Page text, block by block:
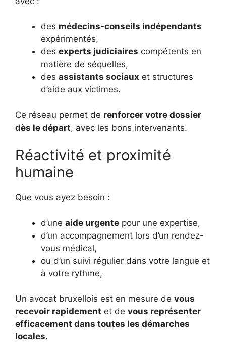
des médecins-conseils indépendants
expérimentés,
des experts judiciaires compétents en
matière de séquelles,
des assistants sociaux et structures
d’aide aux victimes.
Ce réseau permet de renforcer votre dossier
dès le départ, avec les bons intervenants.
Réactivité et proximité
humaine
Que vous ayez besoin :
d’une aide urgente pour une expertise,
d’un accompagnement lors d’un rendez-
vous médical,
ou d’un suivi régulier dans votre langue et
à votre rythme,
Un avocat bruxellois est en mesure de vous
recevoir rapidement et de vous représenter
efficacement dans toutes les démarches
locales.